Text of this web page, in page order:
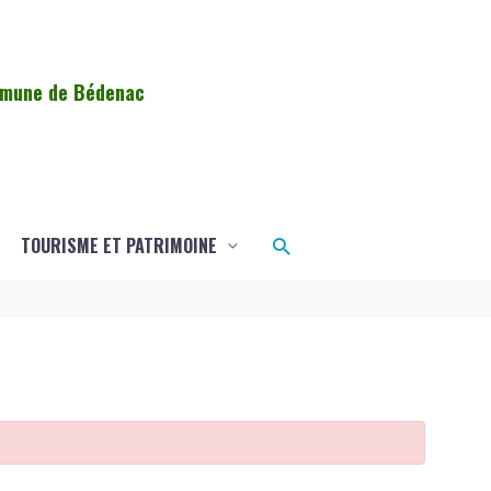
de Bédenac
TOURISME ET PATRIMOINE Rechercher